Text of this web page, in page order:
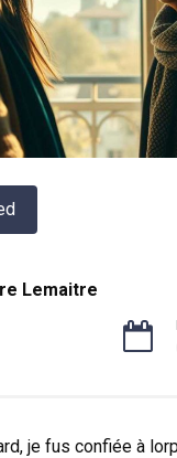
Lemaitre
je fus confiée à